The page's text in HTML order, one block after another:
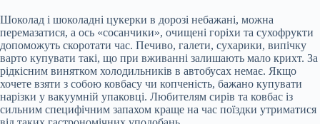
Шоколад і шоколадні цукерки в дорозі небажані, можна
перемазатися, а ось «сосанчики», очищені горіхи та сухофрукти
допоможуть скоротати час. Печиво, галети, сухарики, випічку
варто купувати такі, що при вживанні залишають мало крихт. За
рідкісним винятком холодильників в автобусах немає. Якщо
хочете взяти з собою ковбасу чи копченість, бажано купувати
нарізки у вакуумній упаковці. Любителям сирів та ковбас із
сильним специфічним запахом краще на час поїздки утриматися